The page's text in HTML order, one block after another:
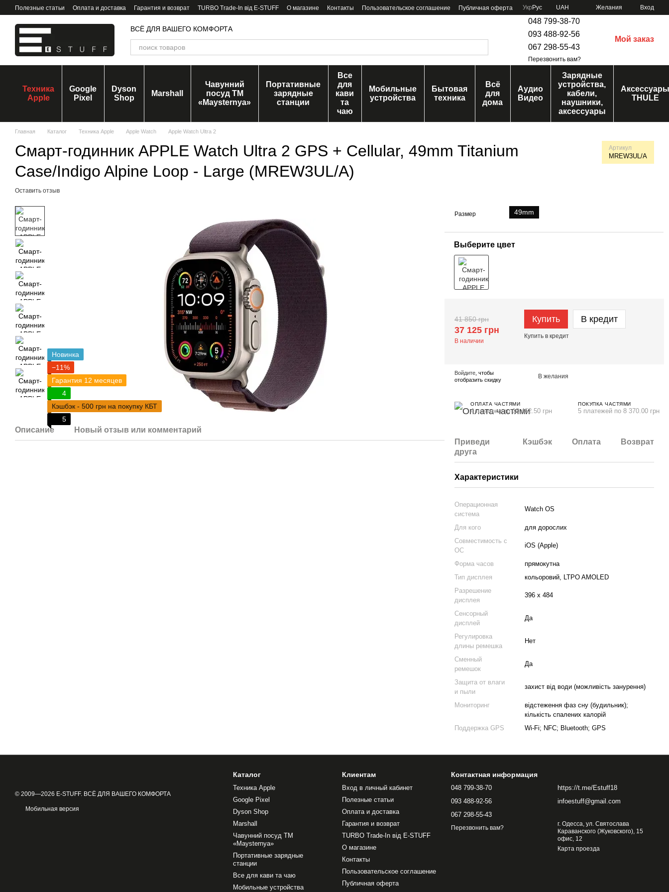
Перейти к основному контенту
Полезные статьи Оплата и доставка Гарантия и возврат TURBO Trade-In від E-STUFF О магазине Контакты Пользовательское соглашение Публичная оферта Укр Рус UAH Желания Вход
ВСЁ ДЛЯ ВАШЕГО КОМФОРТА
048 799-38-70
093 488-92-56
067 298-55-43
Перезвонить вам?
Мой заказ
Техника
Apple
Google
Pixel
Dyson
Shop
Marshall
Чавунний
посуд ТМ
«Maysternya»
Портативные
зарядные
станции
Все
для
кави
та
чаю
Мобильные
устройства
Бытовая
техника
Всё
для
дома
Аудио
Видео
Зарядные
устройства,
кабели,
наушники,
аксессуары
Аксессуары
THULE
Главная Каталог Техника Apple Apple Watch Apple Watch Ultra 2
Смарт-годинник APPLE Watch Ultra 2 GPS + Cellular, 49mm Titanium
Case/Indigo Alpine Loop - Large (MREW3UL/A)
Артикул
MREW3UL/A
Оставить отзыв
Новинка
−11%
Гарантия 12 месяцев
4
Кэшбэк - 500 грн на покупку КБТ
5
Описание Новый отзыв или комментарий
Размер 49mm
Выберите цвет
41 850 грн
37 125 грн
В наличии
Купить В кредит
Купить в кредит
Войдите , чтобы
отобразить скидку
В желания
ОПЛАТА ЧАСТЯМИ
4 платежа по 10 462.50 грн
ПОКУПКА ЧАСТЯМИ
5 платежей по 8 370.00 грн
Приведи
друга
Кэшбэк Оплата Возврат
Характеристики
Операционная
система
Watch OS
Для кого
для дорослих
Совместимость с
ОС
iOS (Apple)
Форма часов
прямокутна
Тип дисплея
кольоровий, LTPO AMOLED
Разрешение
дисплея
396 х 484
Сенсорный
дисплей
Да
Регулировка
длины ремешка
Нет
Сменный
ремешок
Да
Защита от влаги
и пыли
захист від води (можливість занурення)
Мониторинг
відстеження фаз сну (будильник);
кількість спалених калорій
Поддержка GPS
Wi-Fi; NFC; Bluetooth; GPS
© 2009—2026 E-STUFF. ВСЁ ДЛЯ ВАШЕГО КОМФОРТА
Мобильная версия
Каталог
Техника Apple
Google Pixel
Dyson Shop
Marshall
Чавунний посуд ТМ
«Maysternya»
Портативные зарядные
станции
Все для кави та чаю
Мобильные устройства
Клиентам
Вход в личный кабинет
Полезные статьи
Оплата и доставка
Гарантия и возврат
TURBO Trade-In від E-STUFF
О магазине
Контакты
Пользовательское соглашение
Публичная оферта
Контактная информация
048 799-38-70
093 488-92-56
067 298-55-43
Перезвонить вам?
https://t.me/Estuff18
infoestuff@gmail.com
г. Одесса, ул. Святослава
Караванского (Жуковского), 15
офис, 12
Карта проезда